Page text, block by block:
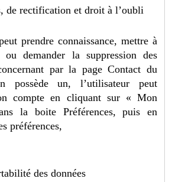
de rectification et droit à l’oubli
prendre connaissance, mettre à
ou demander la suppression des
par la page Contact du
possède un, l’utilisateur peut
compte en cliquant sur « Mon
la boite Préférences, puis en
préférences,
des données